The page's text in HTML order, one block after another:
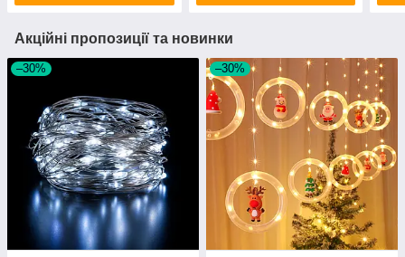
Акційні пропозиції та новинки
–30% –30%